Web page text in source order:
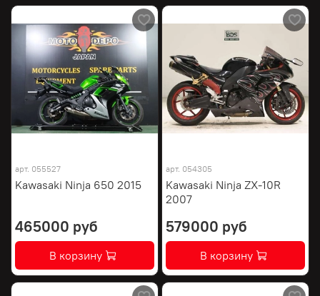
арт. 055527
Kawasaki Ninja 650 2015
465000 руб
В корзину
арт. 054305
Kawasaki Ninja ZX-10R
2007
579000 руб
В корзину